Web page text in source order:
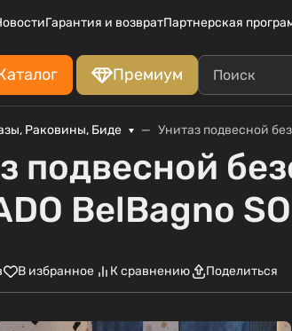
Гарантия и возвратПартнерская
Премиум
Раковины, Биде Унитаз подвесной
подвесной
BelBagno
В избранное К сравнению Поделиться